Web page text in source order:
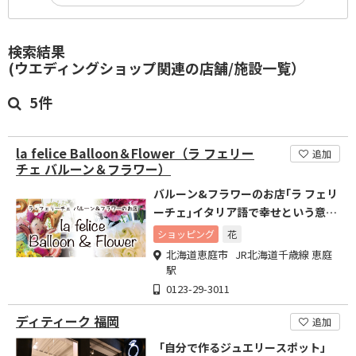
検索結果
(ウエディングショップ関連の店舗/施設一覧）
5件
la felice Balloon＆Flower（ラ フェリー
チェ バルーン＆フラワー）
追加
バルーン&フラワーのお店｢ラ フェリ
ーチェ｣イタリア語で幸せという意味
のお店です。
ショッピング 花
北海道恵庭市 JR北海道千歳線 恵庭
駅
0123-29-3011
ディティーク 福岡 追加
「自分で作るジュエリースポット」